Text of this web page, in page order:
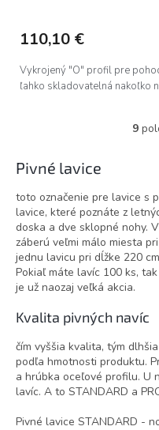
110,10 €
Vykrojený "O" profil pre
ľahko skladovatelná nakoľko
9
Pivné lavice
toto označenie pre lavice s
lavice, které poznáte z
doska a dve sklopné nohy.
záberú veľmi málo miesta
jednu lavicu pri dĺžke 220
Pokiaľ máte lavíc 100 ks,
je už naozaj veľká akcia.
Kvalita pivných navíc
čím vyššia kvalita, tým
podľa hmotnosti produktu.
a hrúbka oceľové profilu. U
lavíc. A to STANDARD a
Pivné lavice STANDARD -